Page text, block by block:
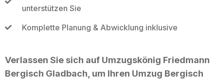
unterstützen Sie
Komplette Planung & Abwicklung inklusive
Verlassen Sie sich auf Umzugskönig Friedmann
Bergisch Gladbach, um Ihren Umzug Bergisch